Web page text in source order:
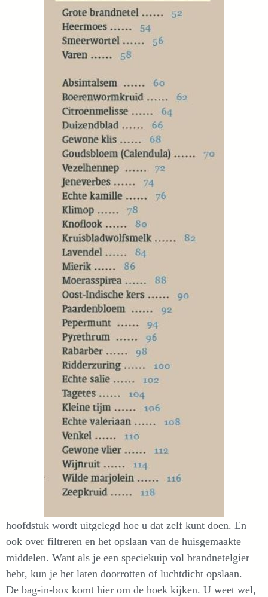
hoofdstuk wordt uitgelegd hoe u dat zelf kunt doen. En
ook over filtreren en het opslaan van de huisgemaakte
middelen. Want als je een speciekuip vol brandnetelgier
hebt, kun je het laten doorrotten of luchtdicht opslaan.
De bag-in-box komt hier om de hoek kijken. U weet wel,